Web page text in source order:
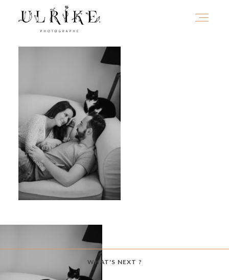
WHAT'S NEXT ?
HOME
A PROPOS
PORTFOLIO
JOURNAL
CONTACT